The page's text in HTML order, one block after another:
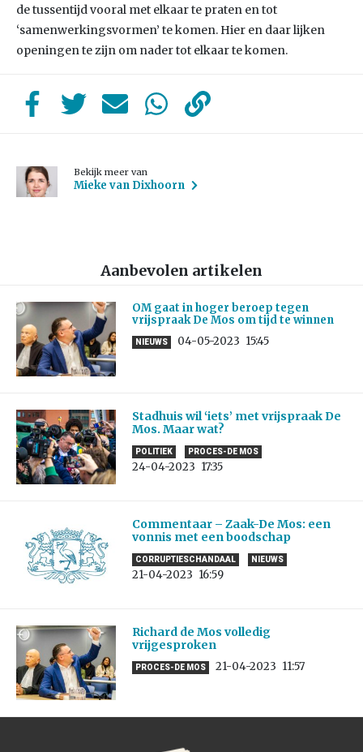
de tussentijd vooral met elkaar te praten en tot
‘samenwerkingsvormen’ te komen. Hier en daar lijken
openingen te zijn om nader tot elkaar te komen.
Bekijk meer van
Mieke van Dixhoorn
Aanbevolen artikelen
OM gaat in hoger beroep tegen
vrijspraak De Mos om tijd te winnen
NIEUWS 04-05-2023 15:45
Stadhuis wil ‘iets’ met vrijspraak De
Mos. Maar wat?
POLITIEK PROCES-DE MOS
24-04-2023 17:35
Commentaar – Zaak-De Mos: een
vonnis met een boodschap
CORRUPTIESCHANDAAL NIEUWS
21-04-2023 16:59
Richard de Mos volledig
vrijgesproken
PROCES-DE MOS 21-04-2023 11:57